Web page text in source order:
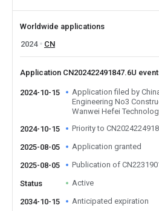
Worldwide applications
2024
CN
Application CN202422491847.6U
2024-10-15
Application filed by
Engineering No3
Wanwei Hefei
2024-10-15
Priority to
2025-08-05 Application granted
2025-08-05 Publication of
Status Active
2034-10-15 Anticipated expiration